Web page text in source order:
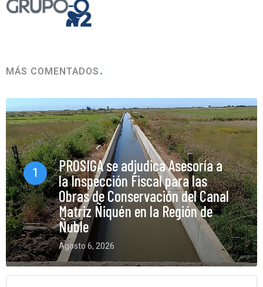
MÁS COMENTADOS
1
PROSIGA se adjudica Asesoría a
la Inspección Fiscal para las
Obras de Conservación del Canal
Matriz Ñiquén en la Región de
Ñuble
Agosto 6, 2026
0 Comments